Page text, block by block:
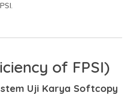
of FPSI)
Uji Karya Softcopy